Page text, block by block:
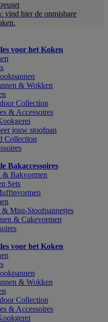
vind hier de onmisbare
voor het Koken
& Wokken
Collection
& Accessoires
jouw stoofpan
Collection
Bakaccessoires
& Bakvormen
Sets
& Mini-Stoofpannetjes
& Cakevormen
voor het Koken
& Wokken
Collection
& Accessoires